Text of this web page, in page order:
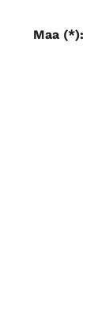
Maa (*):